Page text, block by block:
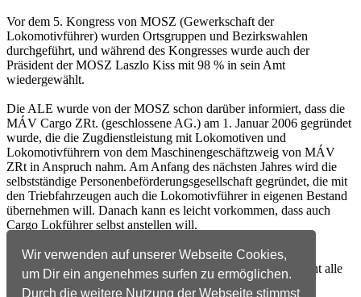
Wir verwenden auf unserer Webseite Cookies,
um Dir ein angenehmes surfen zu ermöglichen.
Durch die weitere Nutzung der Webseite stimmst
Vor dem 5. Kongress von MOSZ (Gewerkschaft der
Lokomotivführer) wurden Ortsgruppen und Bezirkswahlen
durchgeführt, und während des Kongresses wurde auch der
Präsident der MOSZ Laszlo Kiss mit 98 % in sein Amt
wiedergewählt.
Die ALE wurde von der MOSZ schon darüber informiert, dass die
MÁV Cargo ZRt. (geschlossene AG.) am 1. Januar 2006 gegründet
wurde, die die Zugdienstleistung mit Lokomotiven und
Lokomotivführern von dem Maschinengeschäftzweig von MÁV
ZRt in Anspruch nahm. Am Anfang des nächsten Jahres wird die
selbstständige Personen­beförderungsgesellschaft gegründet, die mit
den Triebfahrzeugen auch die Lokomotivführer in eigenen Bestand
übernehmen will. Danach kann es leicht vorkommen, dass auch
Cargo Lokführer selbst anstellen will.
Auf diese voraussichtlichen Änderungen muß sich die
Gewerkschaft MOSZ noch vorbereiten, kennt aber noch nicht alle
Details und steht vor einem schwierigen Jahr.